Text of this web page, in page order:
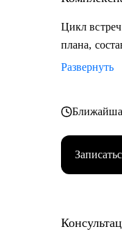
Цикл
плана,
Развернуть